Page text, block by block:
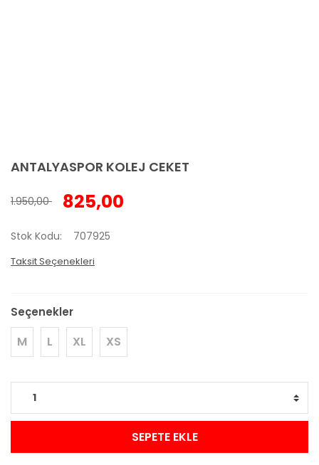
ANTALYASPOR KOLEJ CEKET
1.950,00 825,00
Stok Kodu 707925
Taksit Seçenekleri
Seçenekler
M L XL XS
SEPETE EKLE